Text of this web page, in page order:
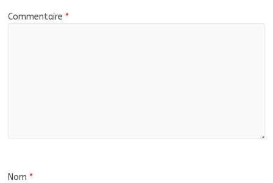
Commentaire *
Nom *